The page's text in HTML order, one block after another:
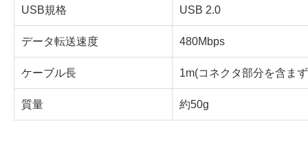
USB規格 USB 2.0
データ転送速度 480Mbps
ケーブル長 1m(コネクタ部分を含ま
質量 約50g